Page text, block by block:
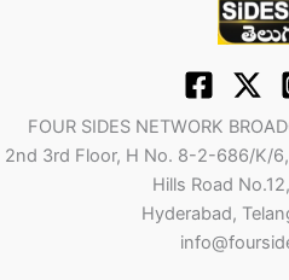
FOUR SIDES NETWORK
2nd 3rd Floor, H No. 8-2-686/K/
Hills Road
Hyderabad,